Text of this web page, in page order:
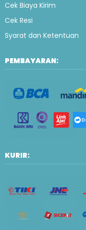
Cek Biaya Kirim
Cek Resi
Syarat dan Ketentuan
PEMBAYARAN:
KURIR: